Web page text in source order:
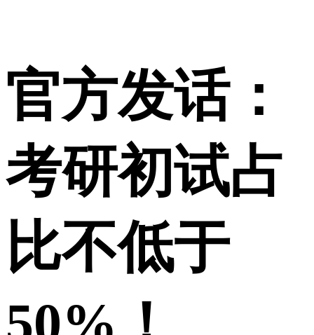
官方发话：
考研初试占
比不低于